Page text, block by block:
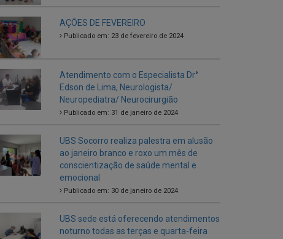
AÇÕES DE FEVEREIRO
Publicado em: 23 de fevereiro de 2024
Atendimento com o Especialista Dr°
Edson de Lima, Neurologista/
Neuropediatra/ Neurocirurgião
Publicado em: 31 de janeiro de 2024
UBS Socorro realiza palestra em alusão
ao janeiro branco e roxo um mês de
conscientização de saúde mental e
emocional
Publicado em: 30 de janeiro de 2024
UBS sede está oferecendo atendimentos
noturno todas as terças e quarta-feira